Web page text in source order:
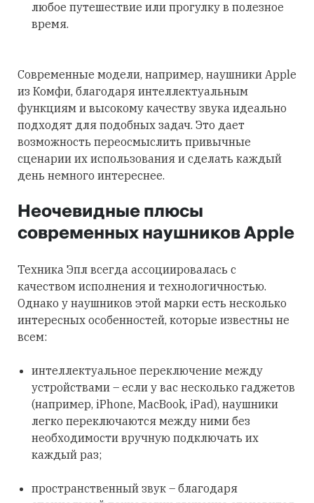
любое путешествие или прогулку в полезное
время.
Современные модели, например, наушники Apple
из Комфи, благодаря интеллектуальным
функциям и высокому качеству звука идеально
подходят для подобных задач. Это дает
возможность переосмыслить привычные
сценарии их использования и сделать каждый
день немного интереснее.
Неочевидные плюсы
современных наушников Apple
Техника Эпл всегда ассоциировалась с
качеством исполнения и технологичностью.
Однако у наушников этой марки есть несколько
интересных особенностей, которые известны не
всем:
интеллектуальное переключение между
устройствами – если у вас несколько гаджетов
(например, iPhone, MacBook, iPad), наушники
легко переключаются между ними без
необходимости вручную подключать их
каждый раз;
пространственный звук – благодаря